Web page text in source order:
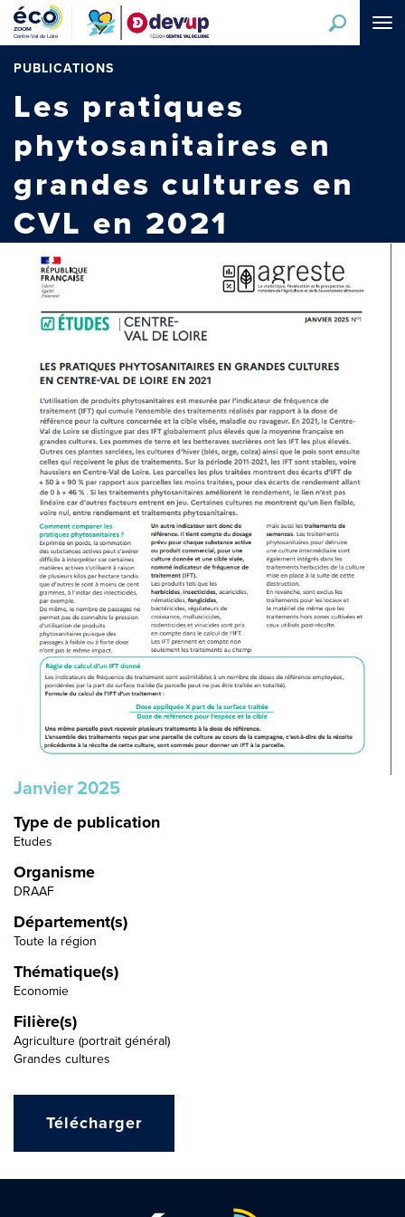
Aller
contenu
principal
PUBLICATIONS
Les pratiques
phytosanitaires en
grandes cultures en
CVL en 2021
Janvier2025
Type de publication
Etudes
Organisme
DRAAF
Département(s)
Toute la région
Thématique(s)
Economie
Filière(s)
Agriculture (portrait général)
Grandes cultures
Télécharger